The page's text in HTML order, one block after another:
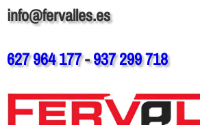
info@fervalles.es
627 964 177-937 299 718